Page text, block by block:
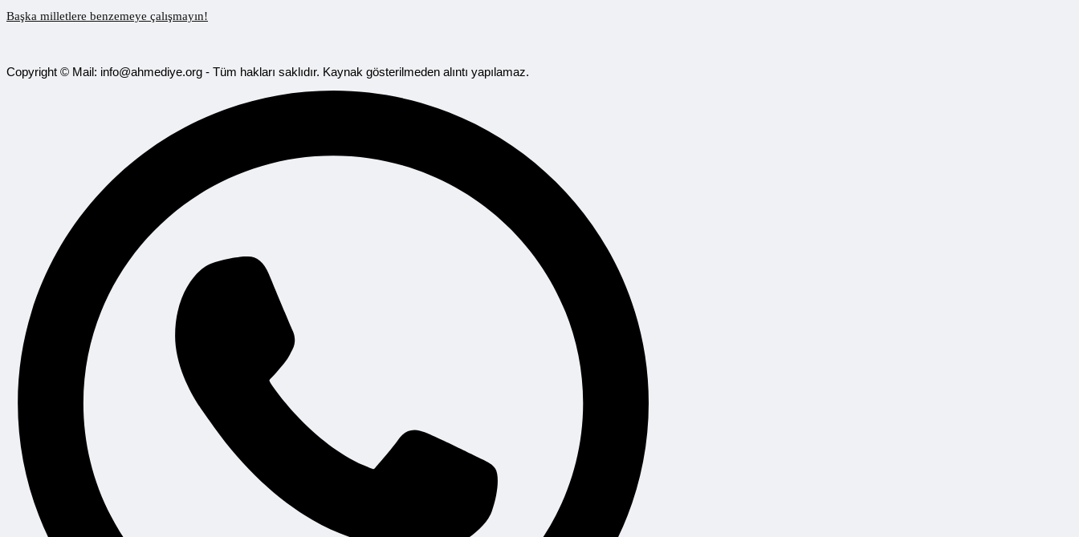
Başka milletlere benzemeye çalışmayın!
Copyright © Mail: info@ahmediye.org - Tüm hakları saklıdır. Kaynak gösterilmeden alıntı yapılamaz.